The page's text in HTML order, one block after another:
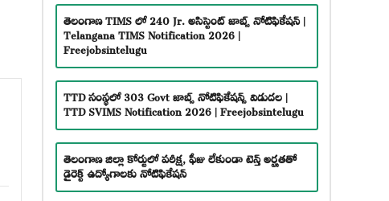
తెలంగాణ TIMS లో 240 Jr. అసిస్టెంట్ జాబ్స్ నోటిఫికేషన్ |
Telangana TIMS Notification 2026 |
Freejobsintelugu
TTD సంస్థలో 303 Govt జాబ్స్ నోటిఫికేషన్స్ విడుదల |
TTD SVIMS Notification 2026 | Freejobsintelugu
తెలంగాణ జిల్లా కోర్టులో పరీక్ష, ఫీజు లేకుండా టెన్త్ అర్హతతో
డైరెక్ట్ ఉద్యోగాలకు నోటిఫికేషన్